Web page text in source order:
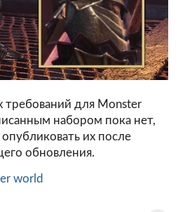
для Monster
набором пока нет,
их после
обновления.
world